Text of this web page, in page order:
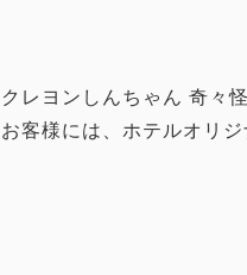
レヨンしんちゃん 奇々
客様には、ホテルオリ